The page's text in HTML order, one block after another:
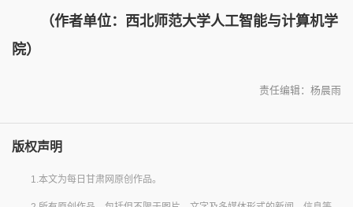
（作者单位：西北师范大学人工智能与计算机学
院）
责任编辑：杨晨雨
版权声明
1.本文为每日甘肃网原创作品。